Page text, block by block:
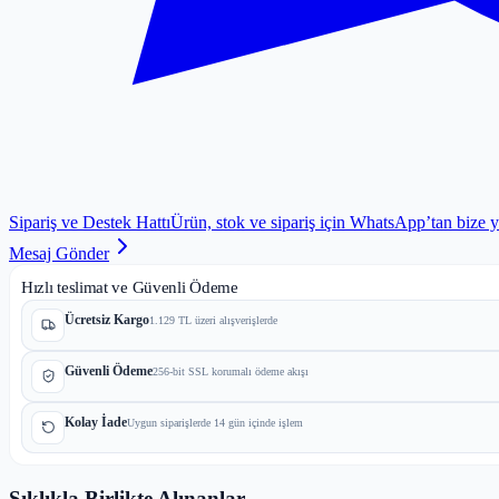
Sipariş ve Destek HattıÜrün, stok ve sipariş için WhatsApp’tan bize
Mesaj Gönder
Hızlı teslimat ve Güvenli Ödeme
Ücretsiz Kargo1.129 TL üzeri alışverişlerde
Güvenli Ödeme256-bit SSL korumalı ödeme akışı
Kolay İadeUygun siparişlerde 14 gün içinde işlem